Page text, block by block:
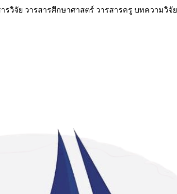
วิจัย วารสารศึกษาศาสตร์ วารสารครู บทความวิจัย